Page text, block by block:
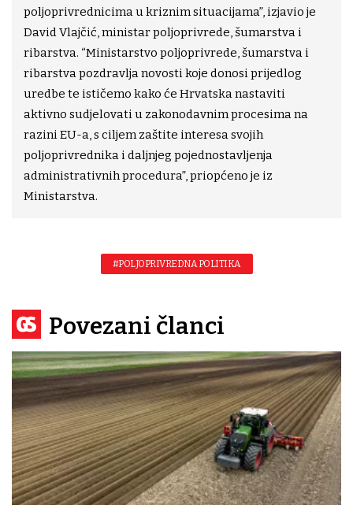
poljoprivrednicima u kriznim situacijama”, izjavio je
David Vlajčić, ministar poljoprivrede, šumarstva i
ribarstva. “Ministarstvo poljoprivrede, šumarstva i
ribarstva pozdravlja novosti koje donosi prijedlog
uredbe te ističemo kako će Hrvatska nastaviti
aktivno sudjelovati u zakonodavnim procesima na
razini EU-a, s ciljem zaštite interesa svojih
poljoprivrednika i daljnjeg pojednostavljenja
administrativnih procedura”, priopćeno je iz
Ministarstva.
#POLJOPRIVREDNA POLITIKA
Povezani članci